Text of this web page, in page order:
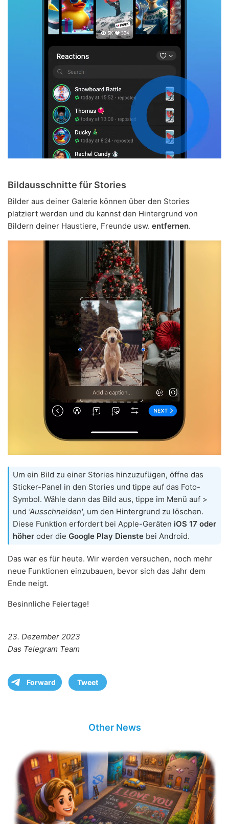
Bildausschnitte für Stories
Bilder aus deiner Galerie können über den Stories
platziert werden und du kannst den Hintergrund von
Bildern deiner Haustiere, Freunde usw. entfernen.
Um ein Bild zu einer Stories hinzuzufügen, öffne das
Sticker-Panel in den Stories und tippe auf das Foto-
Symbol. Wähle dann das Bild aus, tippe im Menü auf >
und 'Ausschneiden', um den Hintergrund zu löschen.
Diese Funktion erfordert bei Apple-Geräten iOS 17 oder
höher oder die Google Play Dienste bei Android.
Das war es für heute. Wir werden versuchen, noch mehr
neue Funktionen einzubauen, bevor sich das Jahr dem
Ende neigt.
Besinnliche Feiertage!
23. Dezember 2023
Das Telegram Team
Forward Tweet
Other News